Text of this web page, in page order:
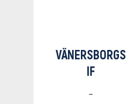
VÄNERSBORGS
IF
–